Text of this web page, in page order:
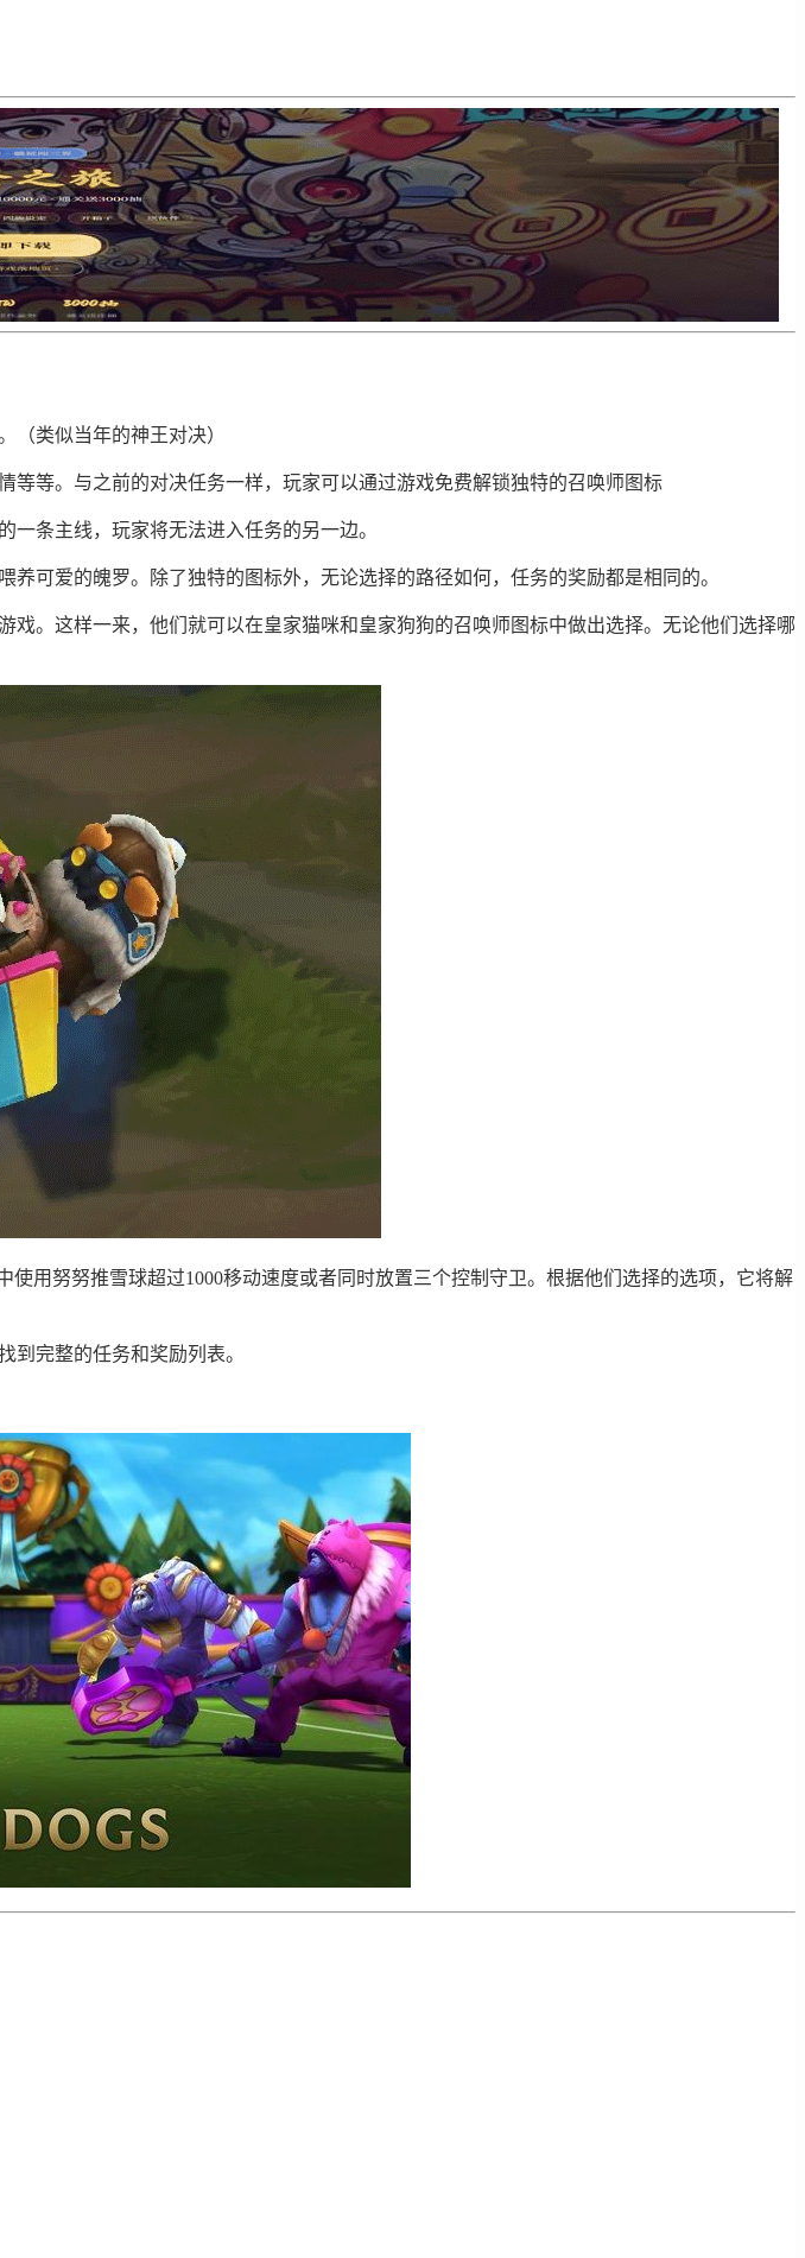
（类似当年的神王对决）
等等。与之前的对决任务一样，玩家可以通过游戏免费解锁独特的召唤师图标
条主线，玩家将无法进入任务的另一边。
可爱的魄罗。除了独特的图标外，无论选择的路径如何，任务的奖励都是相同的。
。这样一来，他们就可以在皇家猫咪和皇家狗狗的召唤师图标中做出选择。无论他们选择哪
用努努推雪球超过1000移动速度或者同时放置三个控制守卫。根据他们选择的选项，它将解
到完整的任务和奖励列表。